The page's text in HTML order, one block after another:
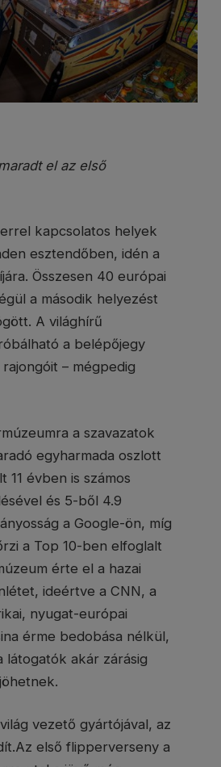
el az első
kapcsolatos helyek
esztendőben, idén a
Összesen 40 európai
a második helyezést
A világhírű
a belépőjegy
– mégpedig
a szavazatok
egyharmada oszlott
évben is számos
és 5-ből 4.9
a Google-ön, míg
a Top 10-ben elfoglalt
érte el a hazai
ideértve a CNN, a
nyugat-európai
érme bedobása nélkül,
látogatók akár zárásig
vezető gyártójával, az
első flipperverseny a